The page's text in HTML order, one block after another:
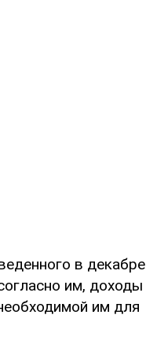
в декабре
им, доходы
им для